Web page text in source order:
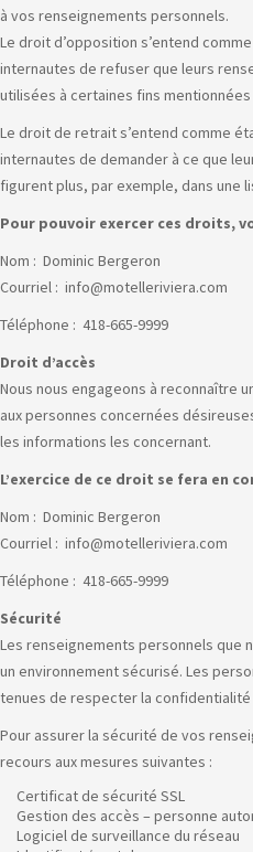
à vos renseignements personnels.
Le droit d’opposition s’entend
internautes de refuser que leurs
utilisées à certaines fins
Le droit de retrait s’entend comme
internautes de demander à ce que
figurent plus, par exemple, dans une
Pour pouvoir exercer ces droits,
Nom : Dominic Bergeron
Courriel : info@motelleriviera.com
Téléphone : 418-665-9999
Droit d’accès
Nous nous engageons à reconnaître
aux personnes concernées
les informations les concernant.
L’exercice de ce droit se fera en
Nom : Dominic Bergeron
Courriel : info@motelleriviera.com
Téléphone : 418-665-9999
Sécurité
Les renseignements personnels que
un environnement sécurisé. Les
tenues de respecter la
Pour assurer la sécurité de vos
recours aux mesures suivantes :
Certificat de sécurité SSL
Gestion des accès – personne
Logiciel de surveillance du réseau